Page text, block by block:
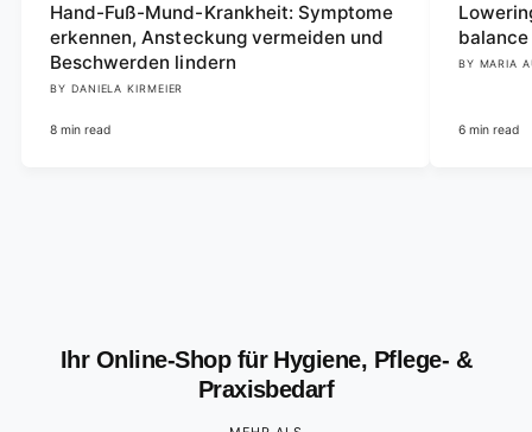
Hand-Fuß-Mund-Krankheit: Symptome
erkennen, Ansteckung vermeiden und
Beschwerden lindern
BY DANIELA KIRMEIER
8 min read
BY MARIA
6 min read
Ihr Online-Shop für Hygiene, Pflege- &
Praxisbedarf
4
5
2
3